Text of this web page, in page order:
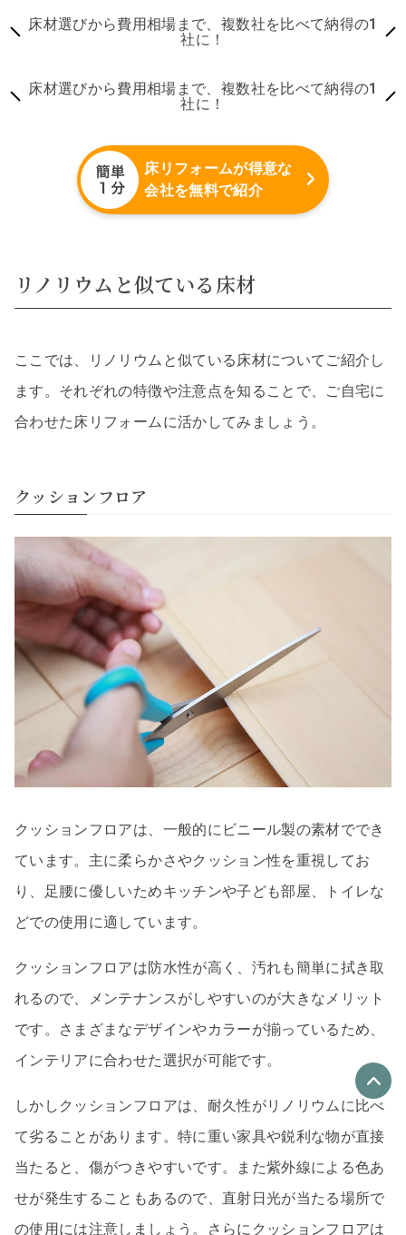
床材選びから費用相場まで、複数社を比べて納得の1
社に！
床材選びから費用相場まで、複数社を比べて納得の1
社に！
床リフォームが得意な
会社を無料で紹介
リノリウムと似ている床材
ここでは、リノリウムと似ている床材についてご紹介し
ます。それぞれの特徴や注意点を知ることで、ご自宅に
合わせた床リフォームに活かしてみましょう。
クッションフロア
クッションフロアは、一般的にビニール製の素材ででき
ています。主に柔らかさやクッション性を重視してお
り、足腰に優しいためキッチンや子ども部屋、トイレな
どでの使用に適しています。
クッションフロアは防水性が高く、汚れも簡単に拭き取
れるので、メンテナンスがしやすいのが大きなメリット
です。さまざまなデザインやカラーが揃っているため、
インテリアに合わせた選択が可能です。
しかしクッションフロアは、耐久性がリノリウムに比べ
て劣ることがあります。特に重い家具や鋭利な物が直接
当たると、傷がつきやすいです。また紫外線による色あ
せが発生することもあるので、直射日光が当たる場所で
の使用には注意しましょう。さらにクッションフロアは
優良なリフォーム会社
最大4社
リフォーム会社紹介を申し込む